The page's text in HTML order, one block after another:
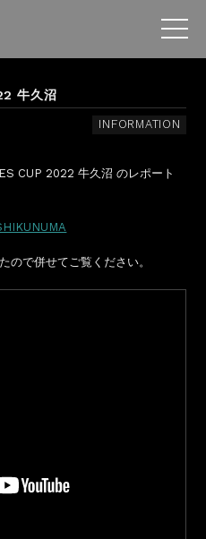
牛久沼
INFORMATION
CUP 2022 牛久沼 のレポート
ので併せてご覧ください。